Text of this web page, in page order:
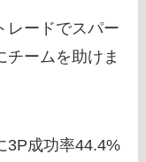
レードでスパー
チームを助けま
3P成功率44.4%